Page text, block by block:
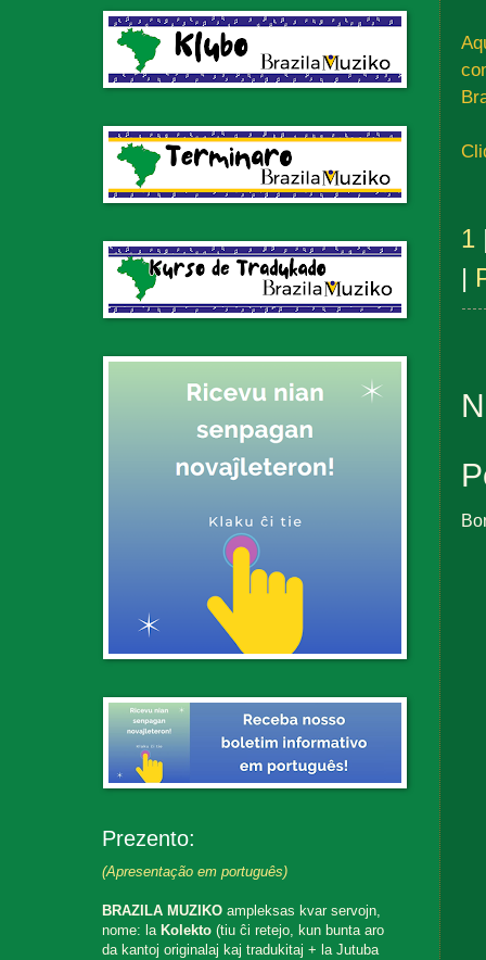
1
|
Prezento:
(Apresentação em português)
BRAZILA MUZIKO ampleksas kvar servojn,
nome: la Kolekto (tiu ĉi retejo, kun bunta aro
da kantoj originalaj kaj tradukitaj + la Jutuba